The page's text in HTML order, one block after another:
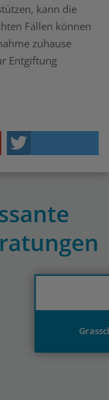
kann die
Fällen können
zuhause
Entgiftung